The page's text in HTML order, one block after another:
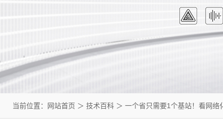
当前位置： 网站首页 ＞ 技术百科 ＞ 一个省只需要1个基站！看网